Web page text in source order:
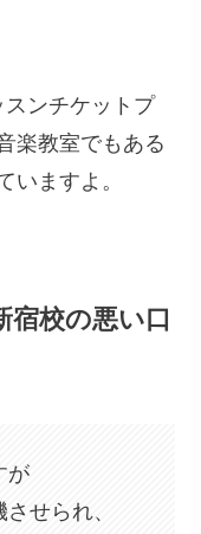
スンチケットプ
楽教室でもある
いますよ。
校の悪い口
が
せられ、